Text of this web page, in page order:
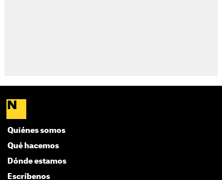
Quiénes somos
Qué hacemos
Dónde estamos
Escríbenos